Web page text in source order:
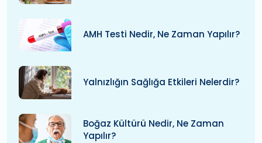
AMH Testi Nedir, Ne Zaman Yapılır?
Yalnızlığın Sağlığa Etkileri Nelerdir?
Boğaz Kültürü Nedir, Ne Zaman
Yapılır?